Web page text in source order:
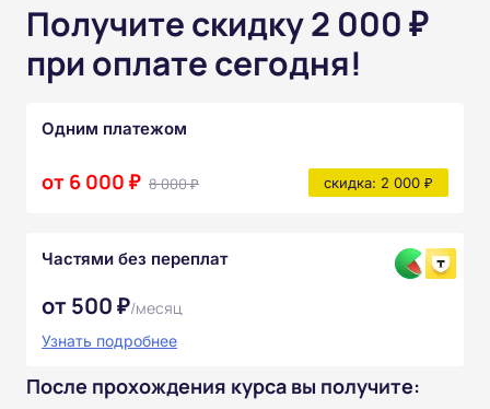
Получите скидку 2 000 ₽
при оплате сегодня!
Одним платежом
от 6 000 ₽ 8 000 ₽ скидка: 2 000 ₽
Частями без переплат
от 500 ₽/месяц
Узнать подробнее
После прохождения курса вы получите: